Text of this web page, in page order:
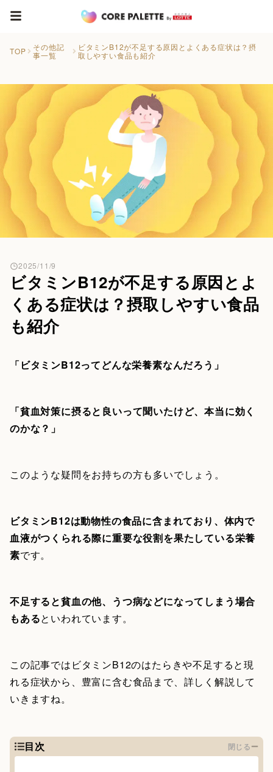
TOP
その他記
事一覧
ビタミンB12が不足する原因とよくある症状は？摂
取しやすい食品も紹介
ビタミンB12が不足する原因とよ
くある症状は？摂取しやすい食品
も紹介
2025/11/9
「ビタミンB12ってどんな栄養素なんだろう」
「貧血対策に摂ると良いって聞いたけど、本当に効く
のかな？」
このような疑問をお持ちの方も多いでしょう。
ビタミンB12は動物性の食品に含まれており、体内で
血液がつくられる際に重要な役割を果たしている栄養
素です。
不足すると貧血の他、うつ病などになってしまう場合
もあるといわれています。
この記事ではビタミンB12のはたらきや不足すると現
れる症状から、豊富に含む食品まで、詳しく解説して
いきますね。
目次 閉じる